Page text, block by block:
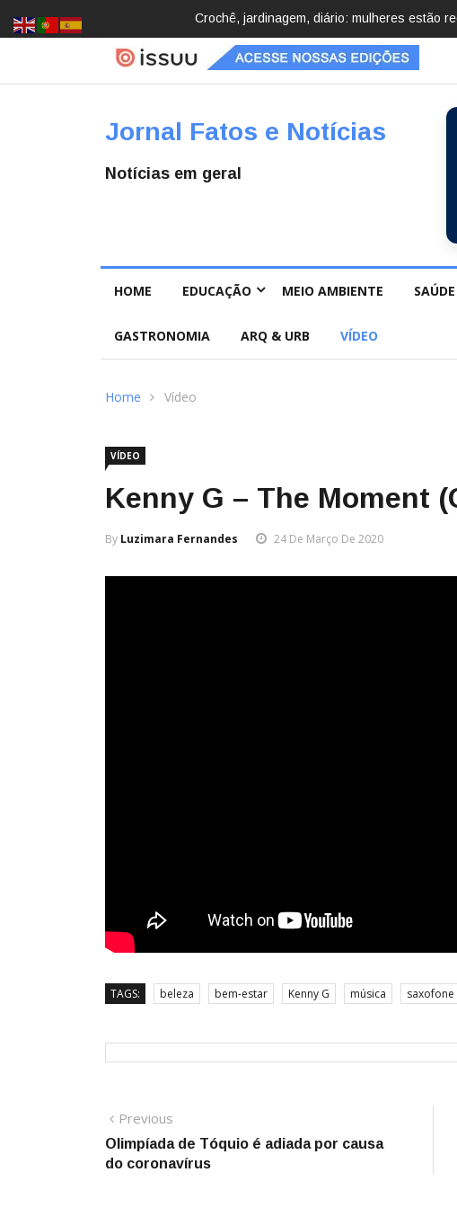
Brasil registra 84,2 mil desaparecimentos em
Jornal Fatos e Notícias
Notícias em geral
HOME EDUCAÇÃO MEIO AMBIENTE SAÚDE
GASTRONOMIA ARQ & URB VÍDEO
Home Vídeo
VÍDEO
Kenny G – The Moment
By Luzimara Fernandes 24 De Março De 2020
TAGS: beleza bem-estar Kenny G música saxofone
Navegação
de
Previous
post:
Olimpíada de Tóquio é adiada por causa
do coronavírus